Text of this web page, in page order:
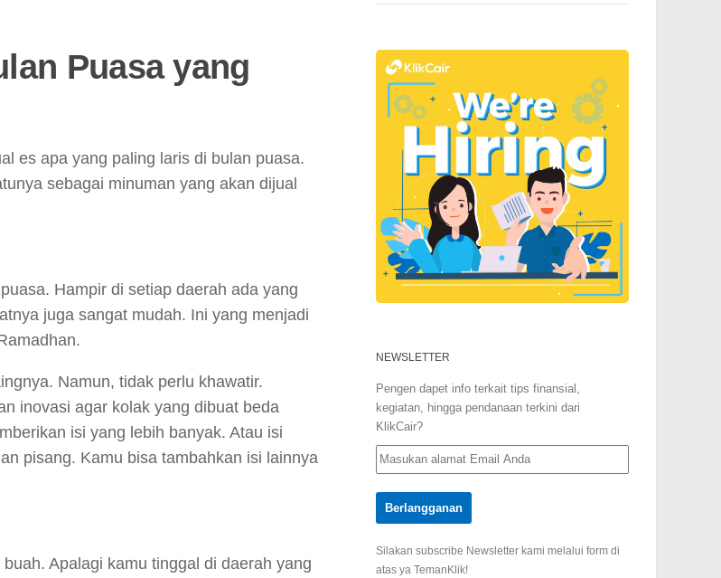
Puasa yang
es apa yang paling laris di bulan puasa.
sebagai minuman yang akan dijual
Hampir di setiap daerah ada yang
juga sangat mudah. Ini yang menjadi
Namun, tidak perlu khawatir.
inovasi agar kolak yang dibuat beda
isi yang lebih banyak. Atau isi
pisang. Kamu bisa tambahkan isi lainnya
Apalagi kamu tinggal di daerah yang
NEWSLETTER
Pengen dapet info terkait tips finansial,
kegiatan, hingga pendanaan terkini dari
KlikCair?
Silakan subscribe Newsletter kami melalui form di
atas ya TemanKlik!